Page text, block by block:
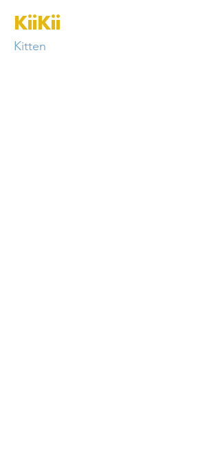
KiiKii
Kitten